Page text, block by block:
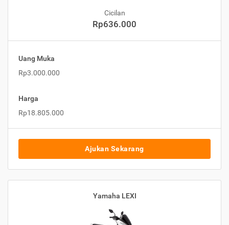
Cicilan
Rp636.000
Uang Muka
Rp3.000.000
Harga
Rp18.805.000
Ajukan Sekarang
Yamaha LEXI